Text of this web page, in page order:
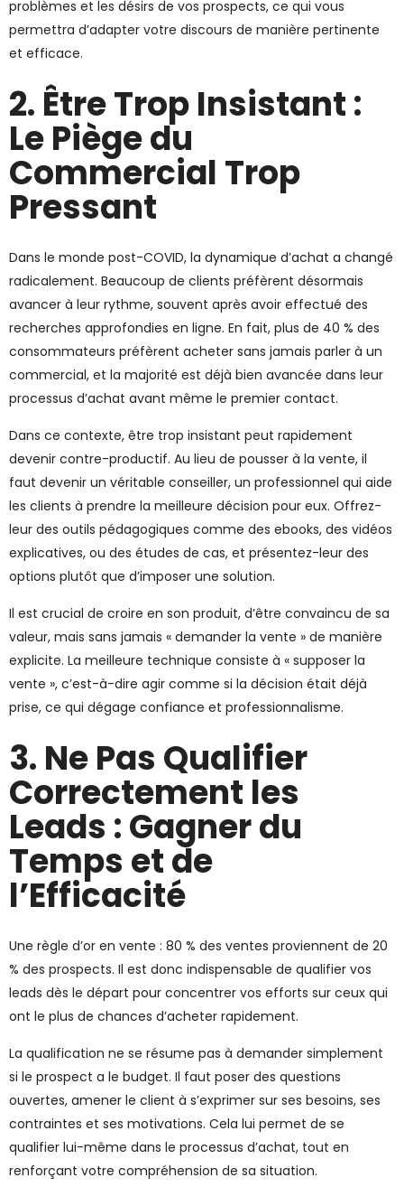
problèmes et les désirs de vos prospects, ce qui vous
permettra d’adapter votre discours de manière pertinente
et efficace.
2. Être Trop Insistant :
Le Piège du
Commercial Trop
Pressant
Dans le monde post-COVID, la dynamique d’achat a changé
radicalement. Beaucoup de clients préfèrent désormais
avancer à leur rythme, souvent après avoir effectué des
recherches approfondies en ligne. En fait, plus de 40 % des
consommateurs préfèrent acheter sans jamais parler à un
commercial, et la majorité est déjà bien avancée dans leur
processus d’achat avant même le premier contact.
Dans ce contexte, être trop insistant peut rapidement
devenir contre-productif. Au lieu de pousser à la vente, il
faut devenir un véritable conseiller, un professionnel qui aide
les clients à prendre la meilleure décision pour eux. Offrez-
leur des outils pédagogiques comme des ebooks, des vidéos
explicatives, ou des études de cas, et présentez-leur des
options plutôt que d’imposer une solution.
Il est crucial de croire en son produit, d’être convaincu de sa
valeur, mais sans jamais « demander la vente » de manière
explicite. La meilleure technique consiste à « supposer la
vente », c’est-à-dire agir comme si la décision était déjà
prise, ce qui dégage confiance et professionnalisme.
3. Ne Pas Qualifier
Correctement les
Leads : Gagner du
Temps et de
l’Efficacité
Une règle d’or en vente : 80 % des ventes proviennent de 20
% des prospects. Il est donc indispensable de qualifier vos
leads dès le départ pour concentrer vos efforts sur ceux qui
ont le plus de chances d’acheter rapidement.
La qualification ne se résume pas à demander simplement
si le prospect a le budget. Il faut poser des questions
ouvertes, amener le client à s’exprimer sur ses besoins, ses
contraintes et ses motivations. Cela lui permet de se
qualifier lui-même dans le processus d’achat, tout en
renforçant votre compréhension de sa situation.